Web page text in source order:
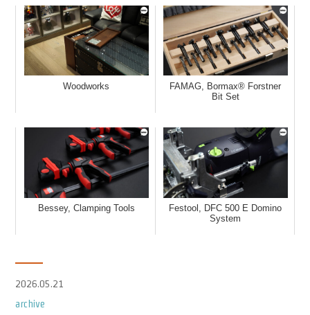
Woodworks
FAMAG, Bormax® Forstner
Bit Set
Bessey, Clamping Tools
Festool, DFC 500 E Domino
System
2026.05.21
archive